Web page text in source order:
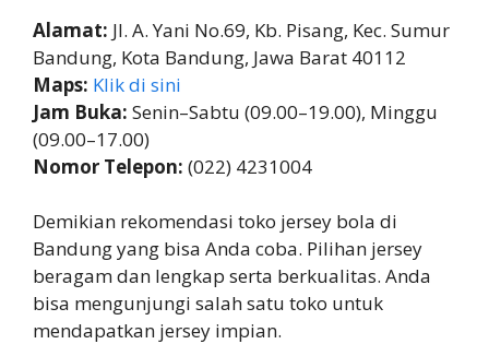
Alamat: Jl. A. Yani No.69, Kb. Pisang, Kec. Sumur
Bandung, Kota Bandung, Jawa Barat 40112
Maps: Klik di sini
Jam Buka: Senin–Sabtu (09.00–19.00), Minggu
(09.00–17.00)
Nomor Telepon: (022) 4231004
Demikian rekomendasi toko jersey bola di
Bandung yang bisa Anda coba. Pilihan jersey
beragam dan lengkap serta berkualitas. Anda
bisa mengunjungi salah satu toko untuk
mendapatkan jersey impian.